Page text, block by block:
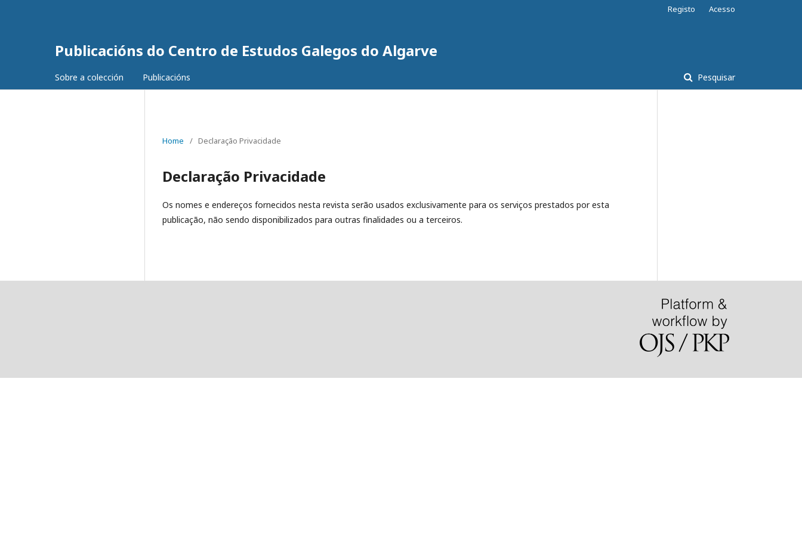
Publicacións do Centro de Estudos Galegos do Algarve
Sobre a colección Publicacións Pesquisar
Registo Acesso
Home / Declaração Privacidade
Declaração Privacidade
Os nomes e endereços fornecidos nesta revista serão usados exclusivamente para os serviços prestados por esta
publicação, não sendo disponibilizados para outras finalidades ou a terceiros.